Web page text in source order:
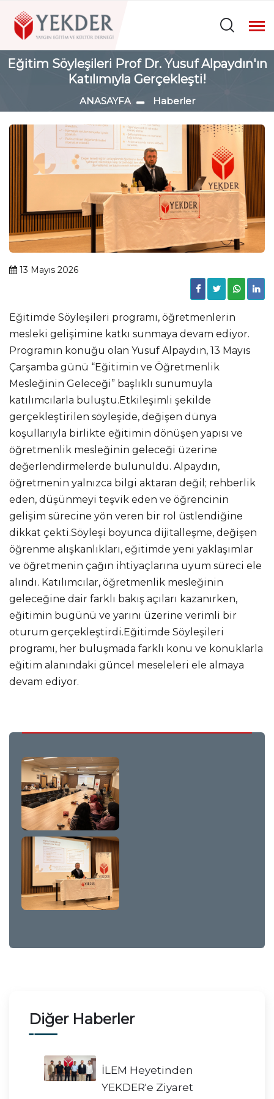
Eğitim Söyleşileri Prof Dr. Yusuf Alpaydın'ın
Katılımıyla Gerçekleşti!
ANASAYFA Haberler
13 Mayıs 2026
Eğitimde Söyleşileri programı, öğretmenlerin
mesleki gelişimine katkı sunmaya devam ediyor.
Programın konuğu olan Yusuf Alpaydın, 13 Mayıs
Çarşamba günü “Eğitimin ve Öğretmenlik
Mesleğinin Geleceği” başlıklı sunumuyla
katılımcılarla buluştu.Etkileşimli şekilde
gerçekleştirilen söyleşide, değişen dünya
koşullarıyla birlikte eğitimin dönüşen yapısı ve
öğretmenlik mesleğinin geleceği üzerine
değerlendirmelerde bulunuldu. Alpaydın,
öğretmenin yalnızca bilgi aktaran değil; rehberlik
eden, düşünmeyi teşvik eden ve öğrencinin
gelişim sürecine yön veren bir rol üstlendiğine
dikkat çekti.Söyleşi boyunca dijitalleşme, değişen
öğrenme alışkanlıkları, eğitimde yeni yaklaşımlar
ve öğretmenin çağın ihtiyaçlarına uyum süreci ele
alındı. Katılımcılar, öğretmenlik mesleğinin
geleceğine dair farklı bakış açıları kazanırken,
eğitimin bugünü ve yarını üzerine verimli bir
oturum gerçekleştirdi.Eğitimde Söyleşileri
programı, her buluşmada farklı konu ve konuklarla
eğitim alanındaki güncel meseleleri ele almaya
devam ediyor.
Diğer Haberler
İLEM Heyetinden
YEKDER'e Ziyaret